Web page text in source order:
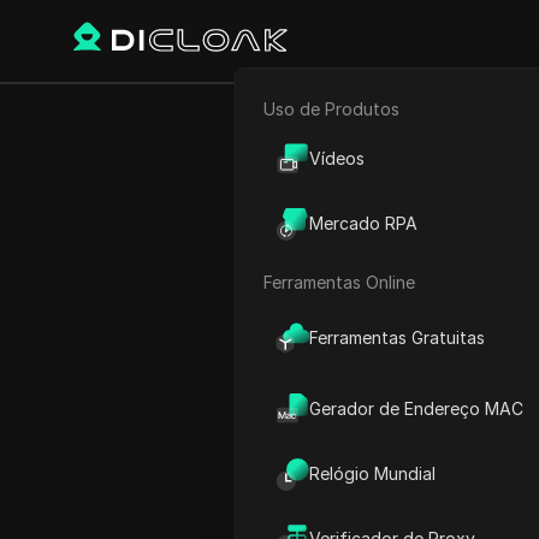
E-commerce
Uso de Produtos
Vídeos
Mercado RPA
Ferramentas Online
Ferramentas Gratuitas
Gerador de Endereço MAC
Relógio Mundial
Início
Compartilhe
GPTZero
Professional
usuários acessem o
diferentes dispositivos,